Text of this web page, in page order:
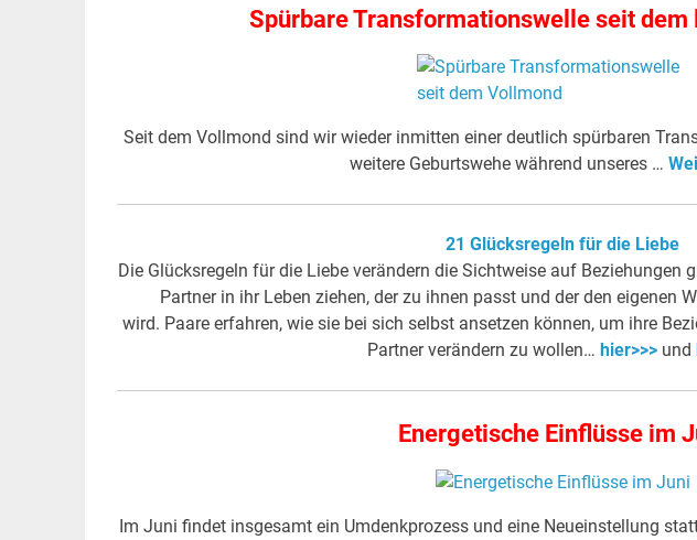
Spürbare Transformationswelle seit dem
Seit dem Vollmond sind wir wieder inmitten einer deutlich spürbaren
weitere Geburtswehe während unseres …
21 Glücksregeln für die Liebe
Die Glücksregeln für die Liebe verändern die Sichtweise auf Beziehungen
Partner in ihr Leben ziehen, der zu ihnen passt und der den eigenen
wird. Paare erfahren, wie sie bei sich selbst ansetzen können, um ihre
Partner verändern zu wollen… hier>>> und
Energetische Einflüsse im
Im Juni findet insgesamt ein Umdenkprozess und eine Neueinstellung